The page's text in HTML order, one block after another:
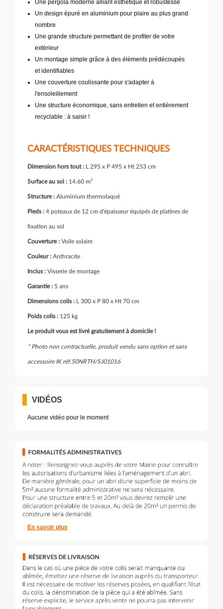
Une pergola moderne alliant esthétique et robustesse
Un design épuré en aluminium pour plaire au plus grand
nombre
Une grande structure permettant de profiter de votre
extérieur
Un montage simple grâce à des éléments prédécoupés
et identifiables
Une couverture coulissante pour s'adapter à
l'ensoleillement
Une structure économique, sans entretien et entièrement
recyclable : à saisir !
CARACTÉRISTIQUES TECHNIQUES
Dimension hors tout : L 295 x P 495 x Ht 253 cm
Surface au sol : 14.60 m²
Structure : Aluminium thermolaqué
Pieds : 4 poteaux de 12 cm d'épaisseur équipés de platines de
fixation au sol
Couverture : Voile solaire
Couleur : Anthracite
Inclus : Visserie de montage
Garantie : 5 ans
Dimensions colis : L 300 x P 80 x Ht 70 cm
Poids colis : 125 kg
Le produit vous est livré gratuitement à domicile !
* Photo non contractuelle, produit vendu sans option et sans
accessoire IK réf.50NRTH/SJ01016
VIDÉOS
Aucune vidéo pour le moment
En savoir plus